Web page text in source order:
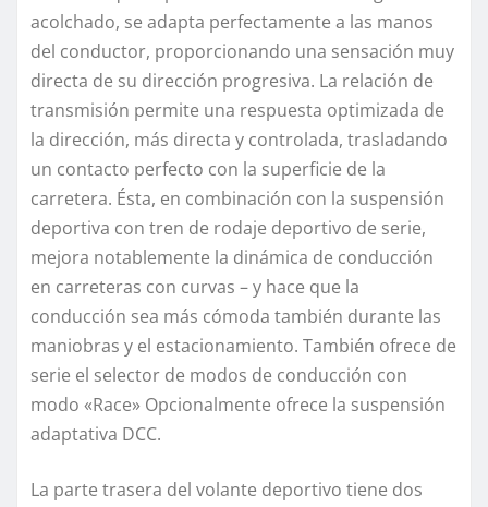
acolchado, se adapta perfectamente a las manos
del conductor, proporcionando una sensación muy
directa de su dirección progresiva. La relación de
transmisión permite una respuesta optimizada de
la dirección, más directa y controlada, trasladando
un contacto perfecto con la superficie de la
carretera. Ésta, en combinación con la suspensión
deportiva con tren de rodaje deportivo de serie,
mejora notablemente la dinámica de conducción
en carreteras con curvas – y hace que la
conducción sea más cómoda también durante las
maniobras y el estacionamiento. También ofrece de
serie el selector de modos de conducción con
modo «Race» Opcionalmente ofrece la suspensión
adaptativa DCC.
La parte trasera del volante deportivo tiene dos